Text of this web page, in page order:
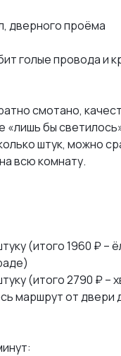
дверного проёма
голые провода и
смотано,
«лишь бы
штук, можно
всю комнату.
(итого 1960 ₽ –
(итого 2790 ₽ –
маршрут от двери